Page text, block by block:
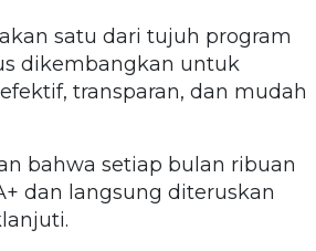
satu dari tujuh program
dikembangkan untuk
transparan, dan mudah
bahwa setiap bulan ribuan
dan langsung diteruskan